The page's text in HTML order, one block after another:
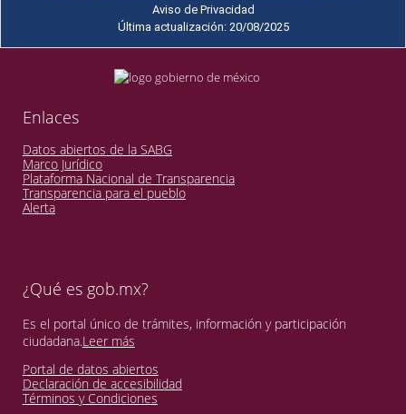
Aviso de Privacidad
Última actualización: 20/08/2025
Enlaces
Datos abiertos de la SABG
Marco Jurídico
Plataforma Nacional de Transparencia
Transparencia para el pueblo
Alerta
¿Qué es gob.mx?
Es el portal único de trámites, información y participación
ciudadana.Leer más
Portal de datos abiertos
Declaración de accesibilidad
Términos y Condiciones